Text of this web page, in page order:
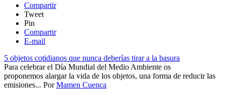
Compartir
Tweet
Pin
Compartir
E-mail
5 objetos cotidianos que nunca deberías tirar a la basura
​Para celebrar el Día Mundial del Medio Ambiente os
proponemos alargar la vida de los objetos, una forma de reducir las
emisiones... PorMamen Cuenca